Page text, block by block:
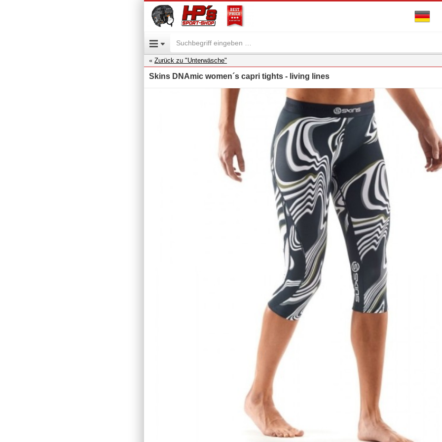
Zurück zu "Unterwäsche"
Skins DNAmic women´s capri tights - living lines